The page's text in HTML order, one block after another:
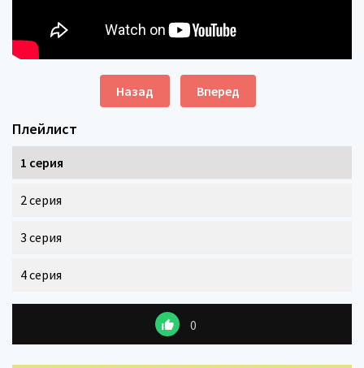
Назад Вперед
Плейлист
1 серия
2 серия
3 серия
4 серия
0